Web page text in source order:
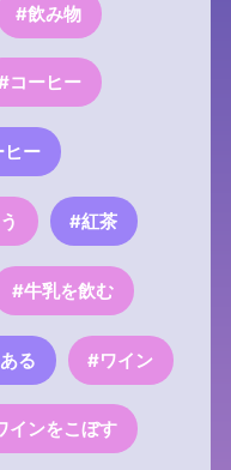
#飲み物
コーヒー
ヒー
#紅茶
#牛乳を飲む
る #ワイン
インをこぼす